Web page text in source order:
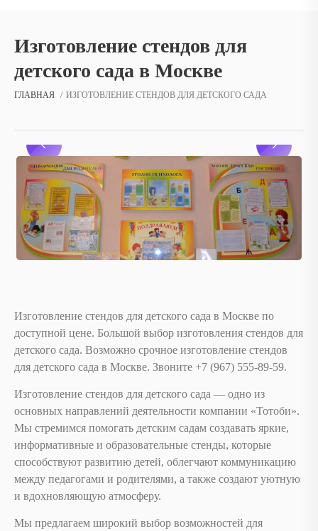
Изготовление стендов для
детского сада в Москве
ГЛАВНАЯ ИЗГОТОВЛЕНИЕ СТЕНДОВ ДЛЯ ДЕТСКОГО САДА
Изготовление стендов для детского сада — одно из
основных направлений деятельности компании «Тотоби».
Мы стремимся помогать детским садам создавать яркие,
информативные и образовательные стенды, которые
способствуют развитию детей, облегчают коммуникацию
между педагогами и родителями, а также создают уютную
и вдохновляющую атмосферу.
Мы предлагаем широкий выбор возможностей для
Изготовление стендов для детского сада в Москве по
доступной цене. Большой выбор изготовления стендов для
детского сада. Возможно срочное изготовление стендов
для детского сада в Москве. Звоните ‪+7 (967) 555-89-59.